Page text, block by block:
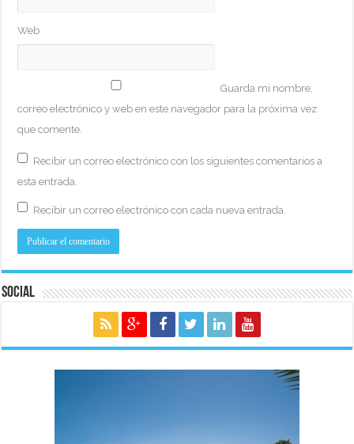
Web
Guarda mi nombre,
correo electrónico y web en este navegador para la próxima vez
que comente.
Recibir un correo electrónico con los siguientes comentarios a
esta entrada.
Recibir un correo electrónico con cada nueva entrada.
Social